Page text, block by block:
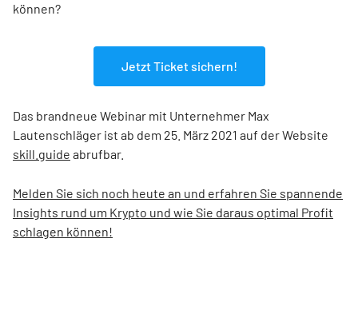
können?
Jetzt Ticket sichern!
Das brandneue Webinar mit Unternehmer Max
Lautenschläger ist ab dem 25. März 2021 auf der Website
skill.guide abrufbar.
Melden Sie sich noch heute an und erfahren Sie spannende
Insights rund um Krypto und wie Sie daraus optimal Profit
schlagen können!